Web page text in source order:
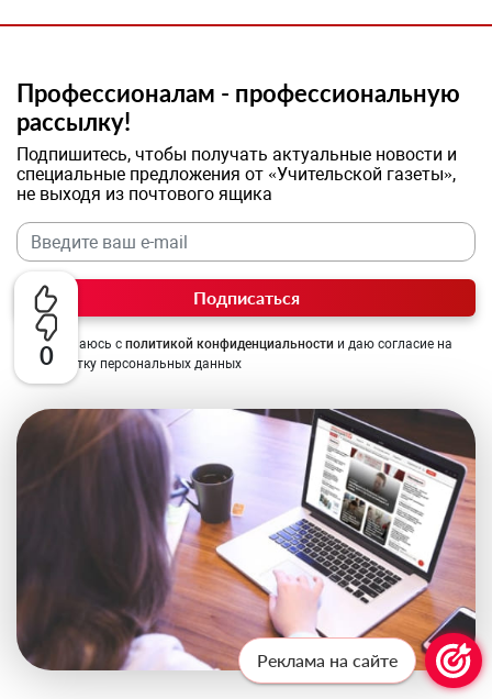
0
Профессионалам - профессиональную
рассылку!
Подпишитесь, чтобы получать актуальные новости и
специальные предложения от «Учительской газеты»,
не выходя из почтового ящика
Подписаться
Соглашаюсь с политикой конфиденциальности и даю согласие на
обработку персональных данных
Реклама на сайте